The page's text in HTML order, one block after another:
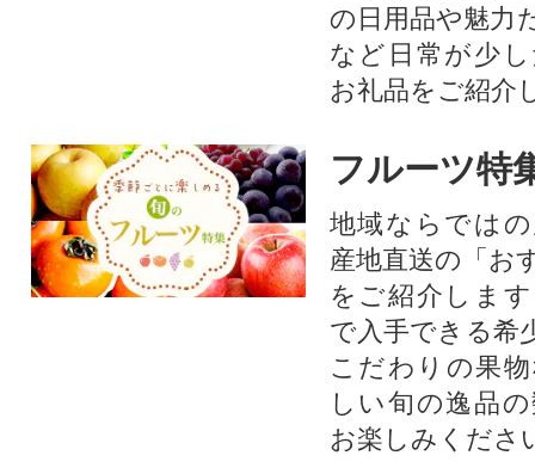
の日用品や魅力
など日常が少
お礼品をご紹介
フルーツ特
地域ならでは
産地直送の「お
をご紹介しま
で入手できる希
こだわりの果
しい旬の逸品
お楽しみくださ